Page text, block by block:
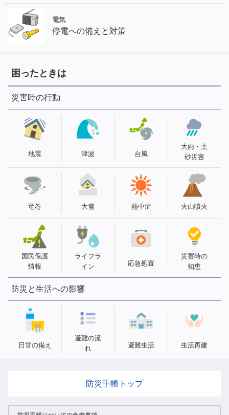
電気
停電への備えと対策
困ったときは
災害時の行動
地震 津波 台風
大雨・土
砂災害
竜巻 大雪 熱中症 火山噴火
国民保護
情報
ライフラ
イン
応急処置
災害時の
知恵
防災と生活への影響
日常の備え
避難の流
れ
避難生活 生活再建
防災手帳トップ